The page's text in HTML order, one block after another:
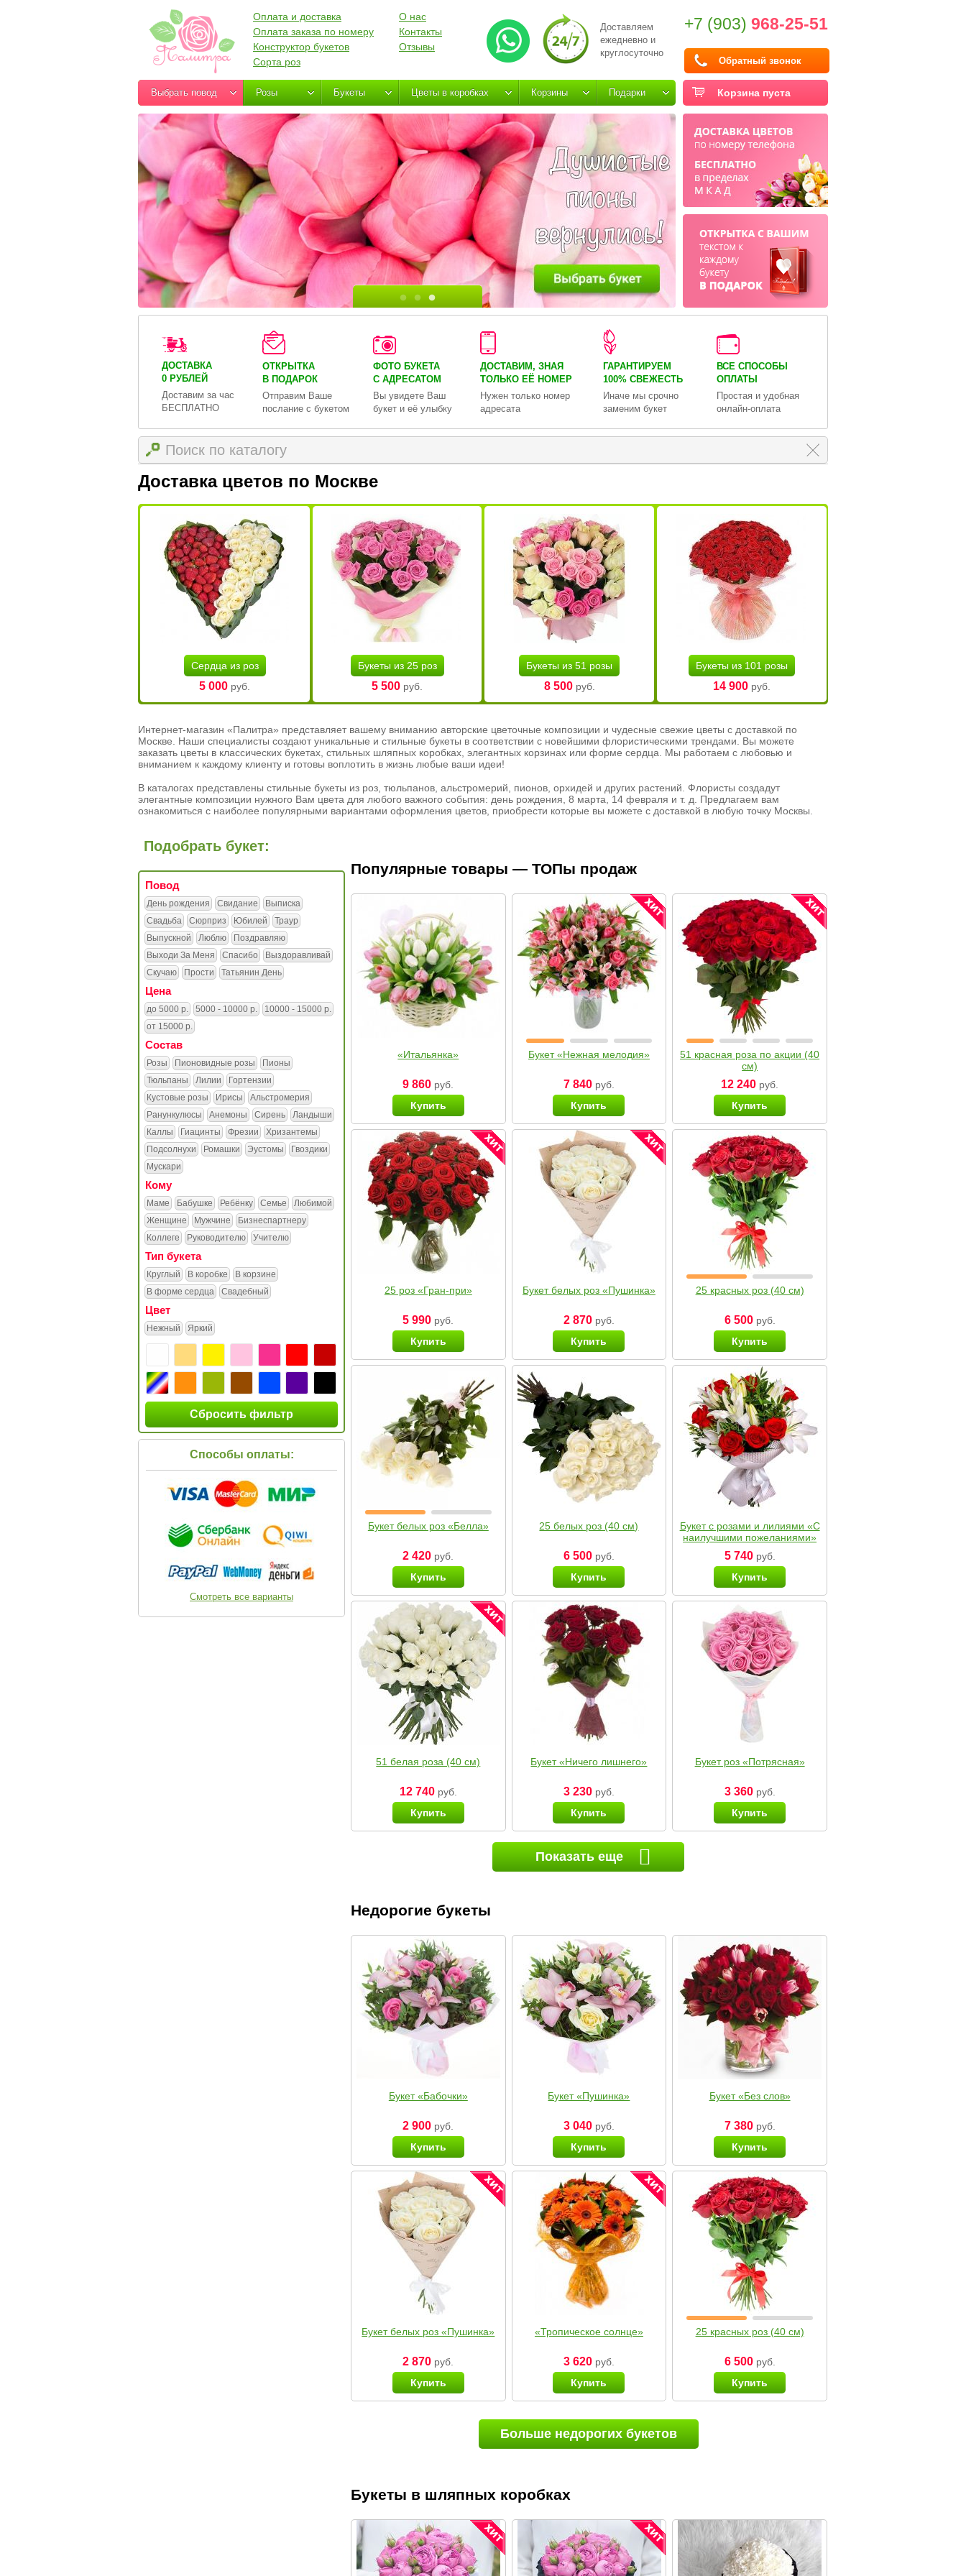
Доставляем
ежедневно и
круглосуточно
+7 (903) 968-25-51
Обратный звонок
Оплата и доставка
Оплата заказа по номеру
Конструктор букетов
Сорта роз
О нас
Контакты
Отзывы
Корзина пуста
Выбрать повод Розы Букеты Цветы в коробках Корзины Подарки
ДОСТАВКА
0 РУБЛЕЙ
Доставим за час
БЕСПЛАТНО
ОТКРЫТКА
В ПОДАРОК
Отправим Ваше
послание с букетом
ФОТО БУКЕТА
С АДРЕСАТОМ
Вы увидете Ваш
букет и её улыбку
ДОСТАВИМ, ЗНАЯ
ТОЛЬКО ЕЁ НОМЕР
Нужен только номер
адресата
ГАРАНТИРУЕМ
100% СВЕЖЕСТЬ
Иначе мы срочно
заменим букет
ВСЕ СПОСОБЫ
ОПЛАТЫ
Простая и удобная
онлайн-оплата
Доставка цветов по Москве
Сердца из роз
5 000 руб.
Букеты из 25 роз
5 500 руб.
Букеты из 51 розы
8 500руб.
Букеты из 101 розы
14 900руб.
Интернет-магазин «Палитра» представляет вашему вниманию авторские цветочные композиции и чудесные свежие цветы с доставкой по
Москве. Наши специалисты создают уникальные и стильные букеты в соответствии с новейшими флористическими трендами. Вы можете
заказать цветы в классических букетах, стильных шляпных коробках, элегантных корзинах или форме сердца. Мы работаем с любовью и
вниманием к каждому клиенту и готовы воплотить в жизнь любые ваши идеи!
В каталогах представлены стильные букеты из роз, тюльпанов, альстромерий, пионов, орхидей и других растений. Флористы создадут
элегантные композиции нужного Вам цвета для любого важного события: день рождения, 8 марта, 14 февраля и т. д. Предлагаем вам
ознакомиться с наиболее популярными вариантами оформления цветов, приобрести которые вы можете с доставкой в любую точку Москвы.
Подобрать букет:
Повод
День рождения Свидание
Выписка
Свадьба
Сюрприз Юбилей
Траур
Выпускной
Люблю
Поздравляю
Выходи За Меня
Спасибо
Выздоравливай
Скучаю
Прости Татьянин День
Цена
до 5000 р. 5000 - 10000 р.
10000 - 15000 р.
от 15000 р.
Состав
Розы Пионовидные розы
Пионы
Тюльпаны
Лилии
Гортензии
Кустовые розы
Ирисы
Альстромерия
Ранункулюсы
Анемоны Сирень
Ландыши
Каллы
Гиацинты Фрезии
Хризантемы
Подсолнухи
Ромашки Эустомы
Гвоздики
Мускари
Кому
Маме Бабушке Ребёнку Семье
Любимой
Женщине
Мужчине
Бизнеспартнеру
Коллеге
Руководителю Учителю
Тип букета
Круглый В коробке
В корзине
В форме сердца
Свадебный
Цвет
Нежный Яркий
Сбросить фильтр
Способы оплаты:
Смотреть все варианты
Популярные товары — ТОПы продаж
«Итальянка»
9 860 руб.
Купить
Букет «Нежная мелодия»
7 840руб.
Купить
51 красная роза по акции (40
см)
12 240 руб.
Купить
25 роз «Гран-при»
5 990 руб.
Купить
Букет белых роз «Пушинка»
2 870руб.
Купить
25 красных роз (40 см)
6 500руб.
Купить
Букет белых роз «Белла»
2 420 руб.
Купить
25 белых роз (40 см)
6 500руб.
Купить
Букет с розами и лилиями «С
наилучшими пожеланиями»
5 740руб.
Купить
51 белая роза (40 см)
12 740руб.
Купить
Букет «Ничего лишнего»
3 230руб.
Купить
Букет роз «Потрясная»
3 360руб.
Купить
Показать еще
Недорогие букеты
Букет «Бабочки»
2 900 руб.
Купить
Букет «Пушинка»
3 040руб.
Купить
Букет «Без слов»
7 380руб.
Купить
Букет белых роз «Пушинка»
2 870 руб.
Купить
«Тропическое солнце»
3 620руб.
Купить
25 красных роз (40 см)
6 500руб.
Купить
Больше недорогих букетов
Букеты в шляпных коробках